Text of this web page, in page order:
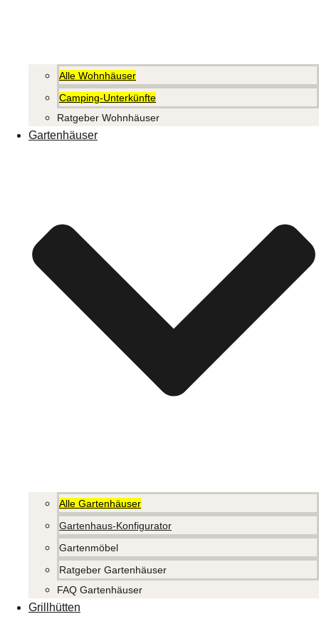
Alle Wohnhäuser
Camping-Unterkünfte
Ratgeber Wohnhäuser
Gartenhäuser
Alle Gartenhäuser
Gartenhaus-Konfigurator
Gartenmöbel
Ratgeber Gartenhäuser
FAQ Gartenhäuser
Grillhütten